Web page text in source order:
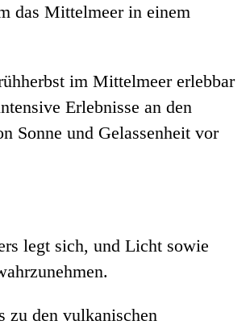
das Mittelmeer in einem
im Mittelmeer erlebbar
Erlebnisse an den
Sonne und Gelassenheit vor
legt sich, und Licht sowie
zu den vulkanischen